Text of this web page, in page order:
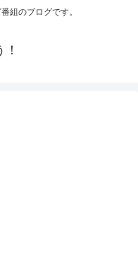
組のブログです。